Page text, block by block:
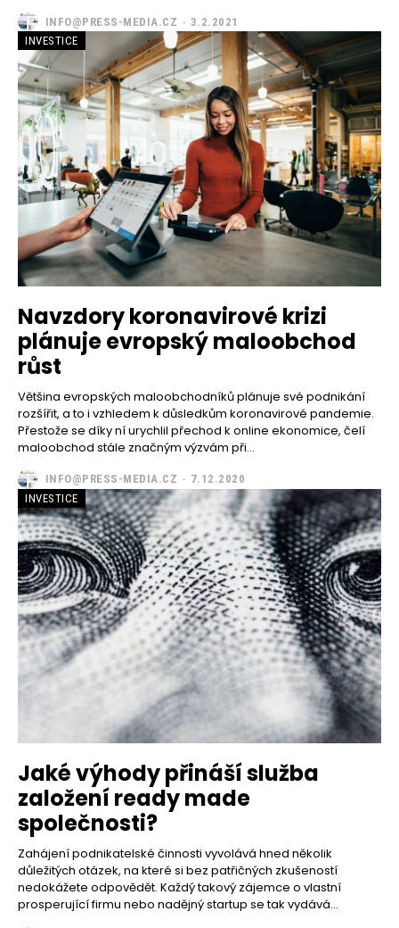
INFO@PRESS-MEDIA.CZ - 3.2.2021
INVESTICE
Navzdory koronavirové krizi
plánuje evropský maloobchod
růst
Většina evropských maloobchodníků plánuje své podnikání
rozšířit, a to i vzhledem k důsledkům koronavirové pandemie.
Přestože se díky ní urychlil přechod k online ekonomice, čelí
maloobchod stále značným výzvám při...
INFO@PRESS-MEDIA.CZ - 7.12.2020
INVESTICE
Jaké výhody přináší služba
založení ready made
společnosti?
Zahájení podnikatelské činnosti vyvolává hned několik
důležitých otázek, na které si bez patřičných zkušeností
nedokážete odpovědět. Každý takový zájemce o vlastní
prosperující firmu nebo nadějný startup se tak vydává...